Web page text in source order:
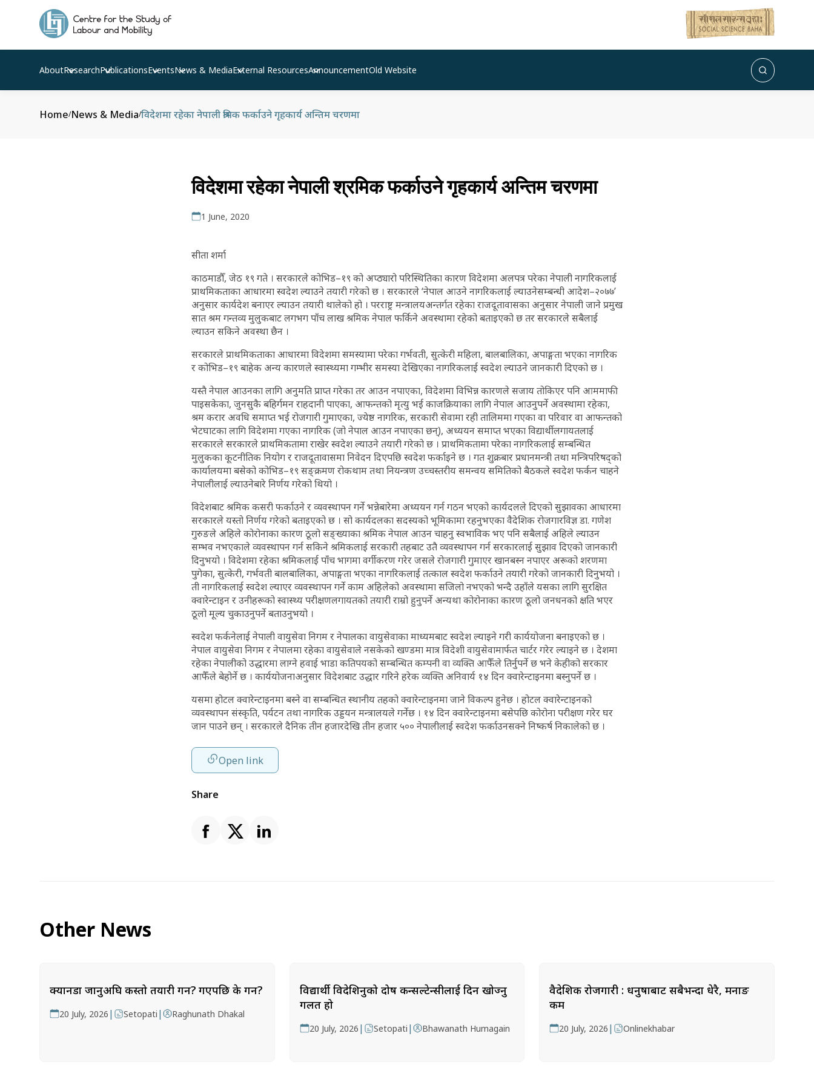
AboutResearchPublicationsEventsNews & MediaExternal ResourcesAnnouncementOld Website
Home/News & Media/विदेशमा रहेका नेपाली श्रमिक फर्काउने गृहकार्य अन्तिम चरणमा
विदेशमा रहेका नेपाली श्रमिक फर्काउने गृहकार्य अन्तिम चरणमा
1 June, 2020
सीता शर्मा
काठमाडौँ, जेठ १९ गते । सरकारले कोभिड–१९ को अप्ठ्यारो परिस्थितिका कारण विदेशमा अलपत्र परेका नेपाली नागरिकलाई
प्राथमिकताका आधारमा स्वदेश ल्याउने तयारी गरेको छ । सरकारले ‘नेपाल आउने नागरिकलाई ल्याउनेसम्बन्धी आदेश–२०७७’
अनुसार कार्यदेश बनाएर ल्याउन तयारी थालेको हो । परराष्ट्र मन्त्रालयअन्तर्गत रहेका राजदूतावासका अनुसार नेपाली जाने प्रमुख
सात श्रम गन्तव्य मुलुकबाट लगभग पाँच लाख श्रमिक नेपाल फर्किने अवस्थामा रहेको बताइएको छ तर सरकारले सबैलाई
ल्याउन सकिने अवस्था छैन ।
सरकारले प्राथमिकताका आधारमा विदेशमा समस्यामा परेका गर्भवती, सुत्केरी महिला, बालबालिका, अपाङ्गता भएका नागरिक
र कोभिड–१९ बाहेक अन्य कारणले स्वास्थ्यमा गम्भीर समस्या देखिएका नागरिकलाई स्वदेश ल्याउने जानकारी दिएको छ ।
यस्तै नेपाल आउनका लागि अनुमति प्राप्त गरेका तर आउन नपाएका, विदेशमा विभिन्न कारणले सजाय तोकिएर पनि आममाफी
पाइसकेका, जुनसुकै बहिर्गमन राहदानी पाएका, आफन्तको मृत्यु भई काजक्रियाका लागि नेपाल आउनुपर्ने अवस्थामा रहेका,
श्रम करार अवधि समाप्त भई रोजगारी गुमाएका, ज्येष्ठ नागरिक, सरकारी सेवामा रही तालिममा गएका वा परिवार वा आफन्तको
भेटघाटका लागि विदेशमा गएका नागरिक (जो नेपाल आउन नपाएका छन्), अध्ययन समाप्त भएका विद्यार्थीलगायतलाई
सरकारले सरकारले प्राथमिकतामा राखेर स्वदेश ल्याउने तयारी गरेको छ । प्राथमिकतामा परेका नागरिकलाई सम्बन्धित
मुलुकका कूटनीतिक नियोग र राजदूतावासमा निवेदन दिएपछि स्वदेश फर्काइने छ । गत शुक्रबार प्रधानमन्त्री तथा मन्त्रिपरिषद्को
कार्यालयमा बसेको कोभिड–१९ सङ्क्रमण रोकथाम तथा नियन्त्रण उच्चस्तरीय समन्वय समितिको बैठकले स्वदेश फर्कन चाहने
नेपालीलाई ल्याउनेबारे निर्णय गरेको थियो ।
विदेशबाट श्रमिक कसरी फर्काउने र व्यवस्थापन गर्ने भन्नेबारेमा अध्ययन गर्न गठन भएको कार्यदलले दिएको सुझावका आधारमा
सरकारले यस्तो निर्णय गरेको बताइएको छ । सो कार्यदलका सदस्यको भूमिकामा रहनुभएका वैदेशिक रोजगारविज्ञ डा. गणेश
गुरुङले अहिले कोरोनाका कारण ठूलो सङ्ख्याका श्रमिक नेपाल आउन चाहनु स्वभाविक भए पनि सबैलाई अहिले ल्याउन
सम्भव नभएकाले व्यवस्थापन गर्न सकिने श्रमिकलाई सरकारी तहबाट उतै व्यवस्थापन गर्न सरकारलाई सुझाव दिएको जानकारी
दिनुभयो । विदेशमा रहेका श्रमिकलाई पाँच भागमा वर्गीकरण गरेर जसले रोजगारी गुमाएर खानबस्न नपाएर अरूको शरणमा
पुगेका, सुत्केरी, गर्भवती बालबालिका, अपाङ्गता भएका नागरिकलाई तत्काल स्वदेश फर्काउने तयारी गरेको जानकारी दिनुभयो ।
ती नागरिकलाई स्वदेश ल्याएर व्यवस्थापन गर्ने काम अहिलेको अवस्थामा सजिलो नभएको भन्दै उहाँले यसका लागि सुरक्षित
क्वारेन्टाइन र उनीहरूको स्वास्थ्य परीक्षणलगायतको तयारी राम्रो हुनुपर्ने अन्यथा कोरोनाका कारण ठूलो जनधनको क्षति भएर
ठूलो मूल्य चुकाउनुपर्ने बताउनुभयो ।
स्वदेश फर्कनेलाई नेपाली वायुसेवा निगम र नेपालका वायुसेवाका माध्यमबाट स्वदेश ल्याइने गरी कार्ययोजना बनाइएको छ ।
नेपाल वायुसेवा निगम र नेपालमा रहेका वायुसेवाले नसकेको खण्डमा मात्र विदेशी वायुसेवामार्फत चार्टर गरेर ल्याइने छ । देशमा
रहेका नेपालीको उद्धारमा लाग्ने हवाई भाडा कतिपयको सम्बन्धित कम्पनी वा व्यक्ति आफैँले तिर्नुपर्ने छ भने केहीको सरकार
आफैँले बेहोर्ने छ । कार्ययोजनाअनुसार विदेशबाट उद्धार गरिने हरेक व्यक्ति अनिवार्य १४ दिन क्वारेन्टाइनमा बस्नुपर्ने छ ।
यसमा होटल क्वारेन्टाइनमा बस्ने वा सम्बन्धित स्थानीय तहको क्वारेन्टाइनमा जाने विकल्प हुनेछ । होटल क्वारेन्टाइनको
व्यवस्थापन संस्कृति, पर्यटन तथा नागरिक उड्डयन मन्त्रालयले गर्नेछ । १४ दिन क्वारेन्टाइनमा बसेपछि कोरोना परीक्षण गरेर घर
जान पाउने छन् । सरकारले दैनिक तीन हजारदेखि तीन हजार ५०० नेपालीलाई स्वदेश फर्काउनसक्ने निष्कर्ष निकालेको छ ।
Open link
Share
Other News
क्यानडा जानुअघि कस्तो तयारी गर्ने? गएपछि के गर्ने?
20 July, 2026 | Setopati | Raghunath Dhakal
विद्यार्थी विदेशिनुको दोष कन्सल्टेन्सीलाई दिन खोज्नु
गलत हो
20 July, 2026 | Setopati | Bhawanath Humagain
वैदेशिक रोजगारी : धनुषाबाट सबैभन्दा धेरै, मनाङ
कम
20 July, 2026 | Onlinekhabar